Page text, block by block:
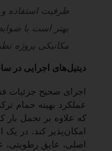
ظرفیت استفاده و
بهتر است با
مکانیکی پروژه
دیتیل‌های اجرایی در
اجرای صحیح جزئیات
عملکرد بهینه حمام
که علاوه بر تحمل بار
امکان‌پذیر کند. در یک
اصلی، عایق